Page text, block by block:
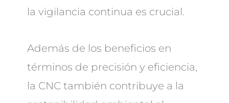
la vigilancia continua es crucial.
Además de los beneficios en
términos de precisión y eficiencia,
la CNC también contribuye a la